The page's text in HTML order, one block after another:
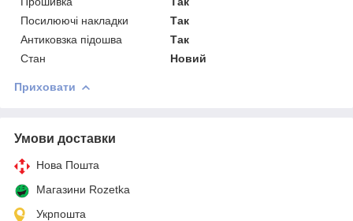
Посилюючі накладки
Так
Антиковзка підошва
Так
Стан
Новий
Приховати
Умови доставки
Нова Пошта
Магазини Rozetka
Укрпошта